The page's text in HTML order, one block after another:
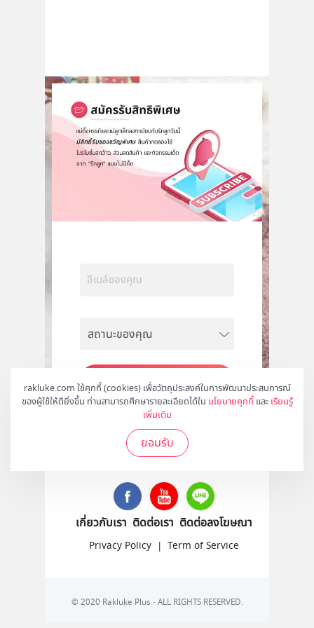
rakluke.com ใช้คุกกี้ (cookies) เพื่อวัตถุประสงค์ในการพัฒนาประสบการณ์
ของผู้ใช้ให้ดียิ่งขึ้น ท่านสามารถศึกษารายละเอียดได้ใน นโยบายคุกกี้ และ เรียนรู้
เพิ่มเติม
ยอมรับ
สมัคร
ติดตามเราได้ที่
เกี่ยวกับเรา ติดต่อเรา ติดต่อลงโฆษณา
Privacy Policy | Term of Service
© 2020 Rakluke Plus - ALL RIGHTS RESERVED.